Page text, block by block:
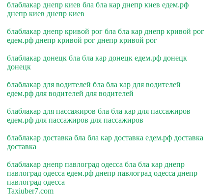
блаблакар днепр киев бла бла кар днепр киев едем.рф
днепр киев днепр киев
блаблакар днепр кривой рог бла бла кар днепр кривой рог
едем.рф днепр кривой рог днепр кривой рог
блаблакар донецк бла бла кар донецк едем.рф донецк
донецк
блаблакар для водителей бла бла кар для водителей
едем.рф для водителей для водителей
блаблакар для пассажиров бла бла кар для пассажиров
едем.рф для пассажиров для пассажиров
блаблакар доставка бла бла кар доставка едем.рф доставка
доставка
блаблакар днепр павлоград одесса бла бла кар днепр
павлоград одесса едем.рф днепр павлоград одесса днепр
павлоград одесса
Taxiuber7.com